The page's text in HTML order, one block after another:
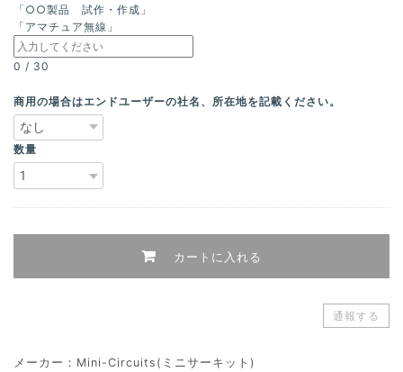
「○○製品 試作・作成」
「アマチュア無線」
0 / 30
商用の場合はエンドユーザーの社名、所在地を記載ください。
数量
カートに入れる
通報する
メーカー：Mini-Circuits(ミニサーキット)